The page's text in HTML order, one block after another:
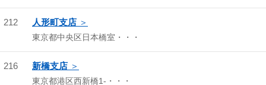
212 人形町支店
東京都中央区日本橋室・・・
216 新橋支店
東京都港区西新橋1-・・・